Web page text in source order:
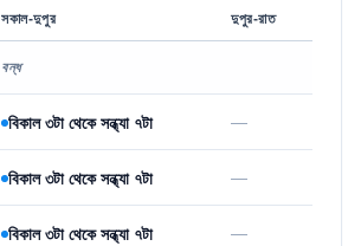
সকাল-দুপুর দুপুর-রাত
বন্ধ
বিকাল ৩টা থেকে সন্ধ্যা ৭টা —
বিকাল ৩টা থেকে সন্ধ্যা ৭টা —
বিকাল ৩টা থেকে সন্ধ্যা ৭টা —